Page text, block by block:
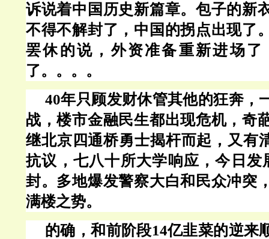
诉说着中国历史新篇章。包子的新
不得不解封了，中国的拐点出现了
罢休的说，外资准备重新进场了
了。。。。
40年只顾发财休管其他的狂奔，
战，楼市金融民生都出现危机，奇
继北京四通桥勇士揭杆而起，又有
抗议，七八十所大学响应，今日发
封。多地爆发警察大白和民众冲突
满楼之势。
的确，和前阶段14亿韭菜的逆来